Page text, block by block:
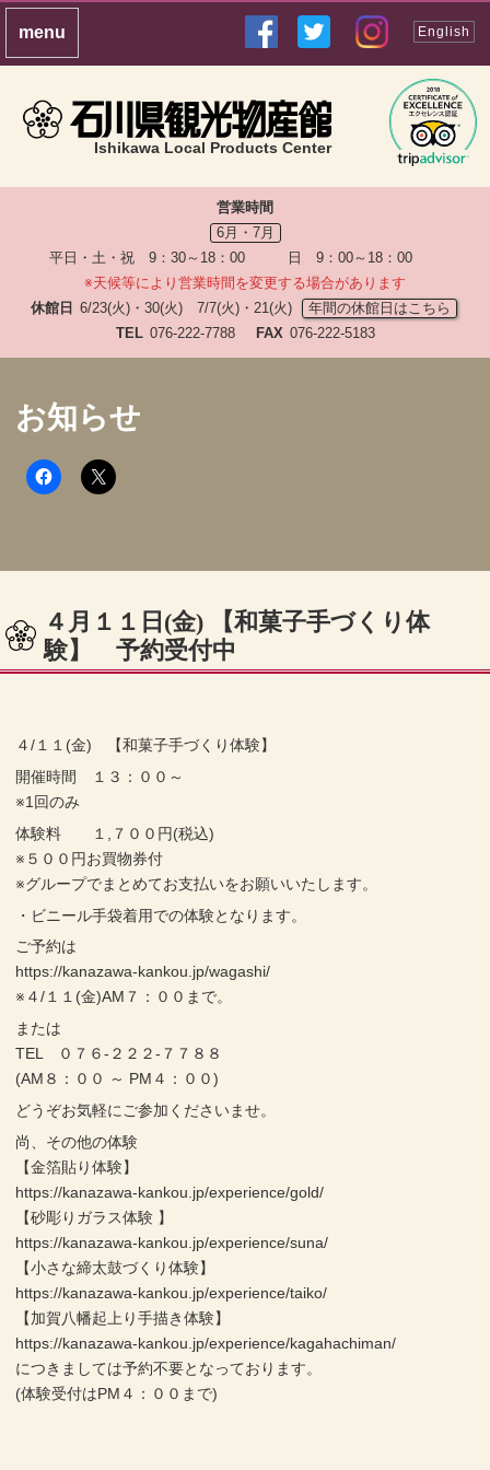
Ishikawa Local Products Center
English
営業時間
6月・7月
平日・土・祝 9：30～18：00 日 9：00～18：00
※天候等により営業時間を変更する場合があります
休館日 6/23(火)・30(火) 7/7(火)・21(火)
年間の休館日はこちら
TEL 076-222-7788 FAX 076-222-5183
お知らせ
４月１１日(金) 【和菓子手づくり体
験】 予約受付中
４/１１(金) 【和菓子手づくり体験】
開催時間 １３：００～
※1回のみ
体験料 １,７００円(税込)
※５００円お買物券付
※グループでまとめてお支払いをお願いいたします。
・ビニール手袋着用での体験となります。
ご予約は
https://kanazawa-kankou.jp/wagashi/
※４/１１(金)AM７：００まで。
または
TEL ０７６-２２２-７７８８
(AM８：００ ～ PM４：００)
どうぞお気軽にご参加くださいませ。
尚、その他の体験
【金箔貼り体験】
https://kanazawa-kankou.jp/experience/gold/
【砂彫りガラス体験 】
https://kanazawa-kankou.jp/experience/suna/
【小さな締太鼓づくり体験】
https://kanazawa-kankou.jp/experience/taiko/
【加賀八幡起上り手描き体験】
https://kanazawa-kankou.jp/experience/kagahachiman/
につきましては予約不要となっております。
(体験受付はPM４：００まで)